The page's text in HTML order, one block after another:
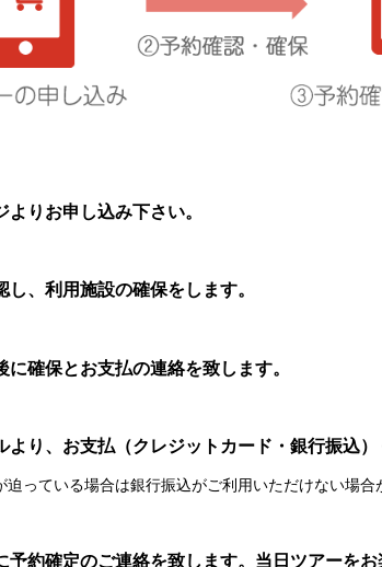
りお申し込み下さい。
、利用施設の確保をします。
確保とお支払の連絡を致します。
り、お支払（クレジットカード・銀行振込）
っている場合は銀行振込がご利用いただけない場合
約確定のご連絡を致します。当日ツアーをお